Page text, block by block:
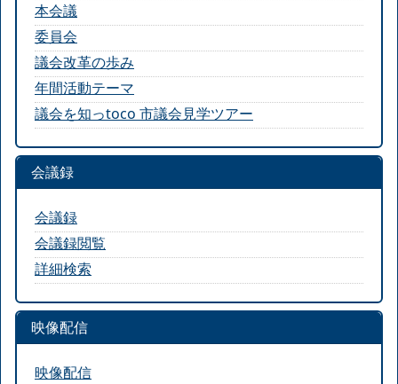
本会議
委員会
議会改革の歩み
年間活動テーマ
議会を知っtoco 市議会見学ツアー
会議録
会議録
会議録閲覧
詳細検索
映像配信
映像配信